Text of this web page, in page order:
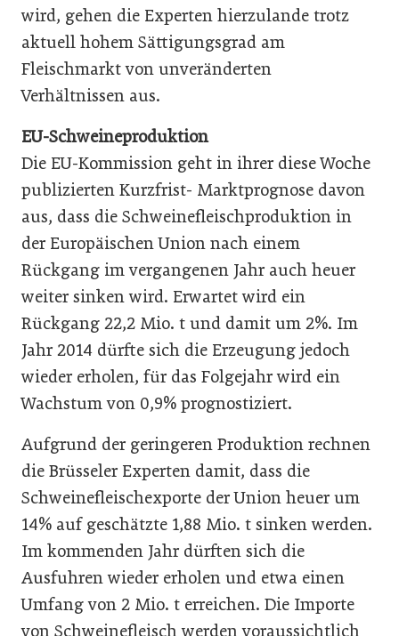
wird, gehen die Experten hierzulande trotz
aktuell hohem Sättigungsgrad am
Fleischmarkt von unveränderten
Verhältnissen aus.
EU-Schweineproduktion
Die EU-Kommission geht in ihrer diese Woche
publizierten Kurzfrist- Marktprognose davon
aus, dass die Schweinefleischproduktion in
der Europäischen Union nach einem
Rückgang im vergangenen Jahr auch heuer
weiter sinken wird. Erwartet wird ein
Rückgang 22,2 Mio. t und damit um 2%. Im
Jahr 2014 dürfte sich die Erzeugung jedoch
wieder erholen, für das Folgejahr wird ein
Wachstum von 0,9% prognostiziert.
Aufgrund der geringeren Produktion rechnen
die Brüsseler Experten damit, dass die
Schweinefleischexporte der Union heuer um
14% auf geschätzte 1,88 Mio. t sinken werden.
Im kommenden Jahr dürften sich die
Ausfuhren wieder erholen und etwa einen
Umfang von 2 Mio. t erreichen. Die Importe
von Schweinefleisch werden voraussichtlich